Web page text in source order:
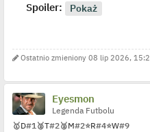
o
c
y
o
s
t
Spoiler:
Ostatnio zmieniony 08 lip 2026,
Eyesmon
Legenda Futbolu
🥇D#1🥈T#2🥈M#2⭐R#4⭐W#9